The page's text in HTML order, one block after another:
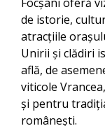
de istorie,
atracțiile
Unirii și clădiri
află, de
viticole
și pentru
românești.